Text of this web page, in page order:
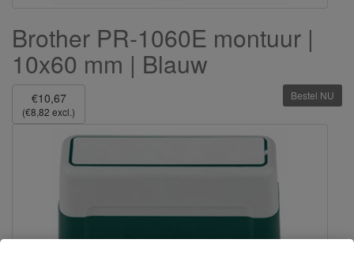
Brother PR-1060E montuur |
10x60 mm | Blauw
€10,67
(€8,82 excl.)
Bestel NU